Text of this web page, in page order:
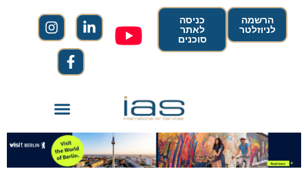
הרשמה
לניוזלטר
כניסה
לאתר
סוכנים